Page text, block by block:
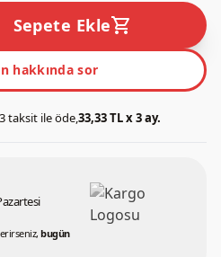
Sepete Ekleshopping_cart
hakkında sor
taksit ile öde,33,33 TL x 3 ay.
bugün